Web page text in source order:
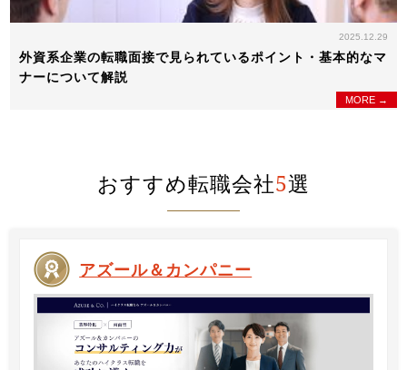
2025.12.29
外資系企業の転職面接で見られているポイント・基本的なマ
ナーについて解説
MORE →
おすすめ転職会社5選
アズール＆カンパニー